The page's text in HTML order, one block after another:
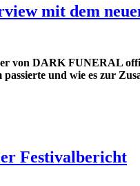
mit dem
von DARK FUNERAL
passierte und wie es zur
Festivalbericht